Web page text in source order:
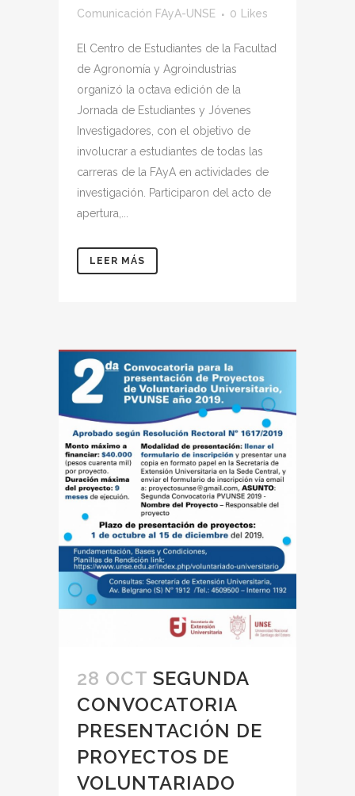
Comunicación FAyA-UNSE
0 Likes
El Centro de Estudiantes de la Facultad
de Agronomía y Agroindustrias
organizó la octava edición de la
Jornada de Estudiantes y Jóvenes
Investigadores, con el objetivo de
involucrar a estudiantes de todas las
carreras de la FAyA en actividades de
investigación. Participaron del acto de
apertura,...
LEER MÁS
28 OCT SEGUNDA
CONVOCATORIA
PRESENTACIÓN DE
PROYECTOS DE
VOLUNTARIADO